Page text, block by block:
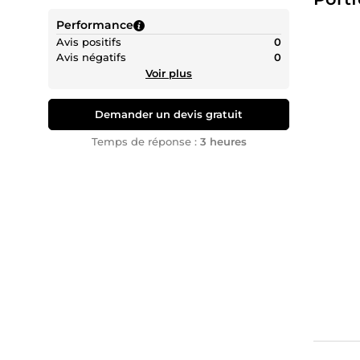
Performance
Avis positifs
0
Avis négatifs
0
Voir plus
Demander un devis gratuit
Temps de réponse : 3 heures